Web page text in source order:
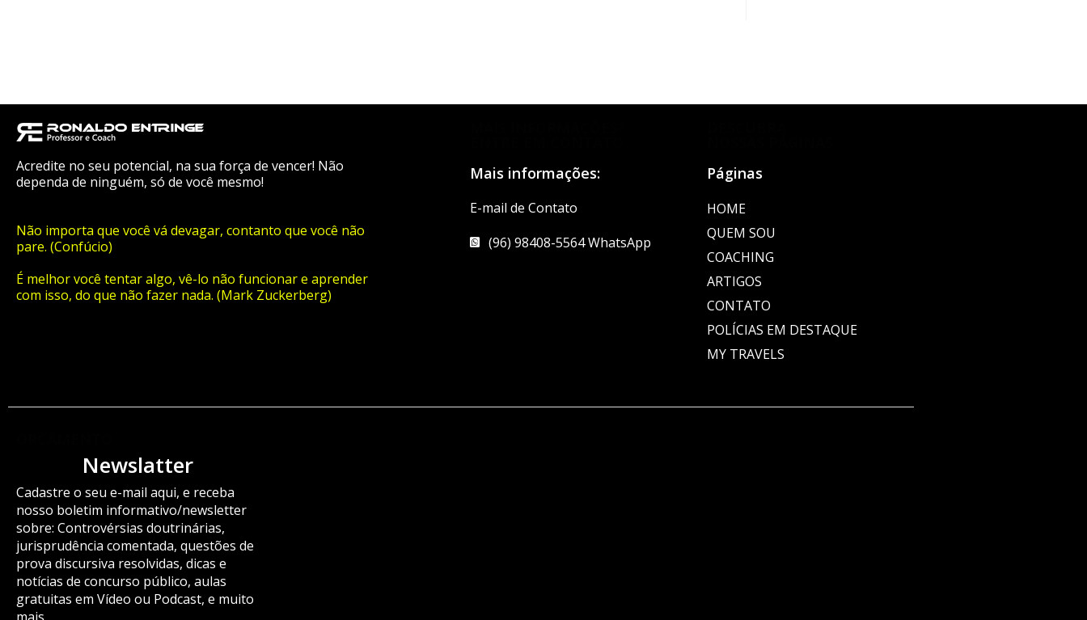
Acredite no seu potencial, na sua força de vencer! Não
dependa de ninguém, só de você mesmo!
Não importa que você vá devagar, contanto que você não
pare. (Confúcio)
É melhor você tentar algo, vê-lo não funcionar e aprender
com isso, do que não fazer nada. (Mark Zuckerberg)
Mais informações:
E-mail de Contato
(96) 98408-5564 WhatsApp
Páginas
HOME
QUEM SOU
COACHING
ARTIGOS
CONTATO
POLÍCIAS EM DESTAQUE
MY TRAVELS
Newslatter
Cadastre o seu e-mail aqui, e receba
nosso boletim informativo/newsletter
sobre: Controvérsias doutrinárias,
jurisprudência comentada, questões de
prova discursiva resolvidas, dicas e
notícias de concurso público, aulas
gratuitas em Vídeo ou Podcast, e muito